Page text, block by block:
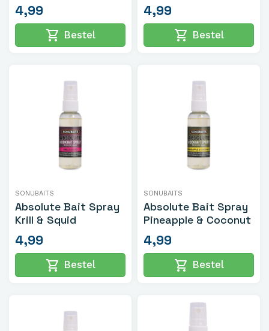
4,99
shopping_cart Bestel
4,99
shopping_cart Bestel
SONUBAITS
Absolute Bait Spray
Krill & Squid
4,99
shopping_cart Bestel
SONUBAITS
Absolute Bait Spray
Pineapple & Coconut
4,99
shopping_cart Bestel